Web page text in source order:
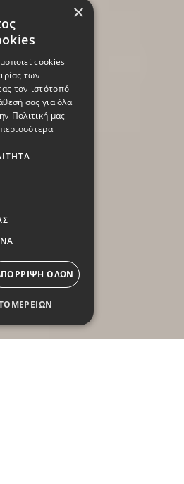
×
cookies
των
τον ιστότοπό
σας για όλα
Πολιτική μας
ΌΛΩΝ